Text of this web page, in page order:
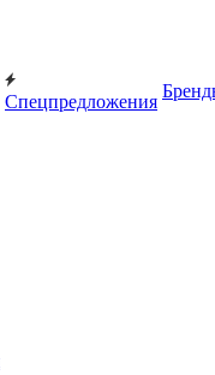
Спецпредложения